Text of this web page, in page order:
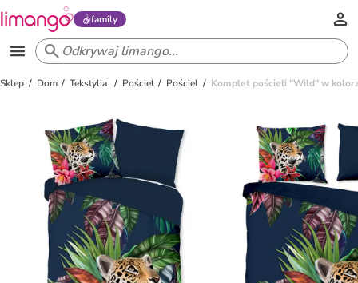
family
Sklep Dom Tekstylia Pościel Pościel Komplet pościeli "Wild" w